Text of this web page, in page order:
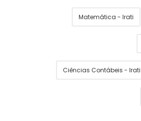
Matemática - Irati
Ciências Contábeis - Irati